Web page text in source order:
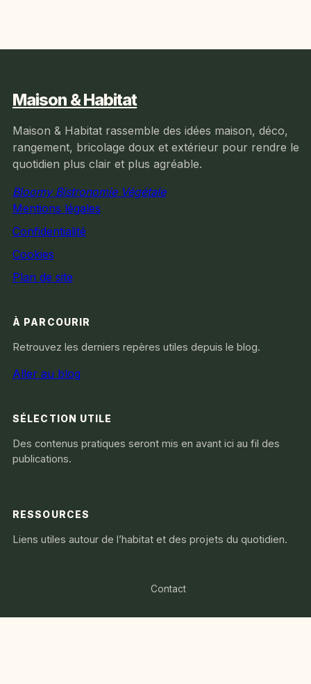
Maison & Habitat
Maison & Habitat rassemble des idées maison, déco,
rangement, bricolage doux et extérieur pour rendre le
quotidien plus clair et plus agréable.
Bloomy Bistronomie Végétale
Mentions légales
Confidentialité
Cookies
Plan de site
À PARCOURIR
Retrouvez les derniers repères utiles depuis le blog.
Aller au blog
SÉLECTION UTILE
Des contenus pratiques seront mis en avant ici au fil des
publications.
RESSOURCES
Liens utiles autour de l’habitat et des projets du quotidien.
Contact